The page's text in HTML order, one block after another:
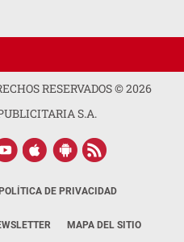
RESERVADOS ©2026
S.A.
POLÍTICA DE PRIVACIDAD
MAPA DEL SITIO